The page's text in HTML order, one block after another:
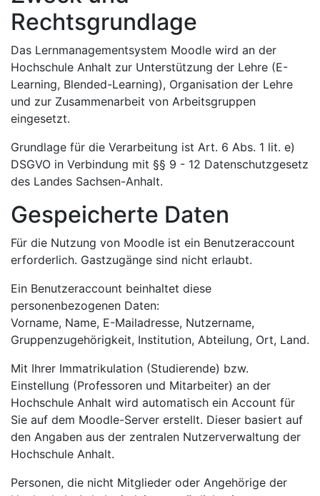
Rechtsgrundlage
Das Lernmanagementsystem Moodle wird an der
Hochschule Anhalt zur Unterstützung der Lehre (E-
Learning, Blended-Learning), Organisation der Lehre
und zur Zusammenarbeit von Arbeitsgruppen
eingesetzt.
Grundlage für die Verarbeitung ist Art. 6 Abs. 1 lit. e)
DSGVO in Verbindung mit §§ 9 - 12 Datenschutzgesetz
des Landes Sachsen-Anhalt.
Gespeicherte Daten
Für die Nutzung von Moodle ist ein Benutzeraccount
erforderlich. Gastzugänge sind nicht erlaubt.
Ein Benutzeraccount beinhaltet diese
personenbezogenen Daten:
Vorname, Name, E-Mailadresse, Nutzername,
Gruppenzugehörigkeit, Institution, Abteilung, Ort, Land.
Mit Ihrer Immatrikulation (Studierende) bzw.
Einstellung (Professoren und Mitarbeiter) an der
Hochschule Anhalt wird automatisch ein Account für
Sie auf dem Moodle-Server erstellt. Dieser basiert auf
den Angaben aus der zentralen Nutzerverwaltung der
Hochschule Anhalt.
Personen, die nicht Mitglieder oder Angehörige der